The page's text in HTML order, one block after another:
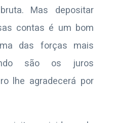
Mas depositar
contas é um bom
das forças mais
são os juros
lhe agradecerá por